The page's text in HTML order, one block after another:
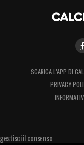
SCARICA L’APP DI
PRIVACY
gestisci il consenso